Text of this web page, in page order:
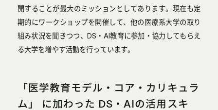
開することが最大のミッションとしてあります。現在も定
期的にワークショップを開催して、他の医療系大学の取り
組み状況を聞きつつ、DS・AI教育に参加・協力してもらえ
る大学を増やす活動を行っています。
「医学教育モデル・コア・カリキュラ
ム」 に加わった DS・AIの活用スキ